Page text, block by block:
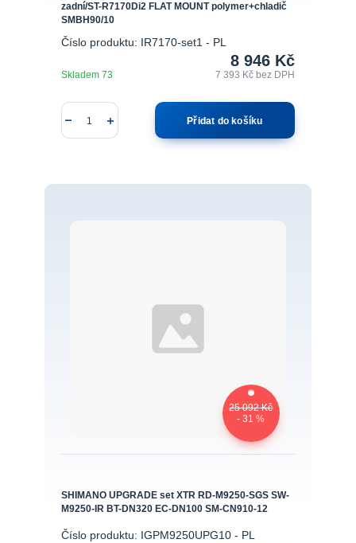
zadní/ST-R7170Di2 FLAT MOUNT polymer+chladič
SMBH90/10
Číslo produktu: IR7170-set1 - PL
8 946 Kč
7 393 Kčbez DPH
Skladem 73
Přidat do košíku
25 092 Kč
- 31 %
SHIMANO UPGRADE set XTR RD-M9250-SGS SW-
M9250-IR BT-DN320 EC-DN100 SM-CN910-12
Číslo produktu: IGPM9250UPG10 - PL